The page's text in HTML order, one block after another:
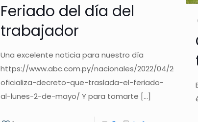
Feriado del día del
trabajador
Una excelente noticia para nuestro día
https://www.abc.com.py/nacionales/2022/04/26/
oficializa-decreto-que-traslada-el-feriado-
al-lunes-2-de-mayo/ Y para tomarte […]